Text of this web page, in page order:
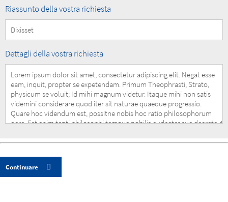
Summary
Request
Riassunto della vostra richiesta
Details
Request
Dettagli della vostra richiesta